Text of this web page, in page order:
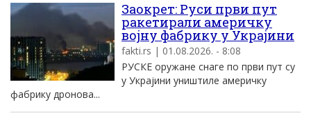
Заокрет: Руси први пут
ракетирали америчку
војну фабрику у Украјини
fakti.rs | 01.08.2026. - 8:08
РУСКЕ оружане снаге по први пут су
у Украјини уништиле америчку
фабрику дронова...